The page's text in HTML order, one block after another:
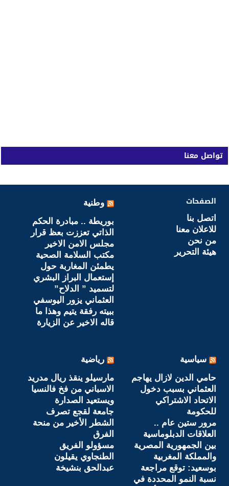
تواصل معنا
الصفحات
اتصل بنا
للاعلان معنا
من نحن
هيئة التحرير
وطنية
بوريطة .. مبادرة الحكم
الذاتي تعززت بعظ قرار
مجلس الامن الاخير
مكتب السلامة الصحية
يطمئن المغاربة حول
إستعمال البراز البشري
لتسميد ” الدلاح”
العثماني يزور اليوسفي
ببيته رفقة يتيم وهذا ما
قاله الاخير عن الزيارة
سياسية
حامي الدين لازال يهاجم
العثماني بسبب دخول
الاتحاد الاشتراكي
للحكومة
مرور ستين عام ..
العلاقات الدبلوماسية
بين الجمهورية المصرية
والمملكة المغربية
بوسعيد: توقع مراجعة
نسبة النمو المحددة في
رياضية
مارسيلو ينقذ ريال مدريد
الاسباني من فخ فالنسيا
ويستعيد الصدارة
جامعة لقجع تصرف
الشطر الأخير من منحة
الفرق
مسؤولو الفريق
الطنجاوي يقيلون
عبدالحق بنشيخة